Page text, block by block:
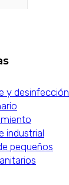
y desinfección
industrial
pequeños
+